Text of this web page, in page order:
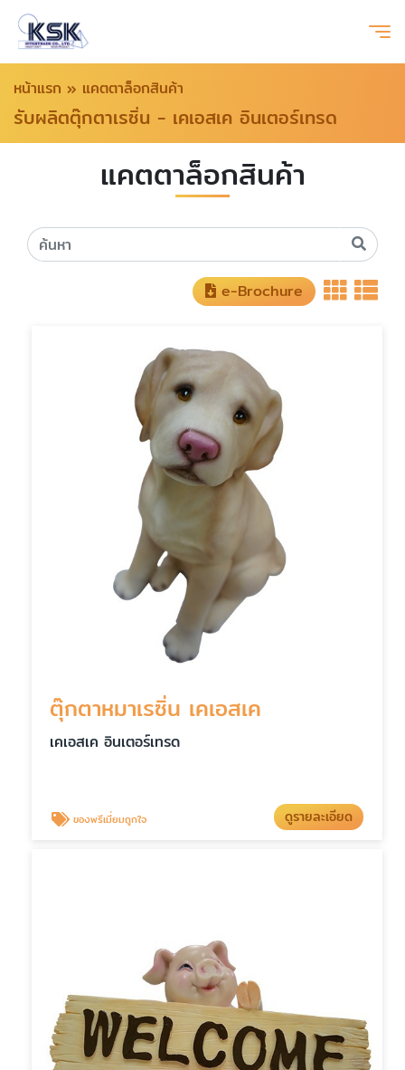
หน้าแรก » แคตตาล็อกสินค้า
รับผลิตตุ๊กตาเรซิ่น - เคเอสเค อินเตอร์เทรด
แคตตาล็อกสินค้า
e-Brochure
ตุ๊กตาหมาเรซิ่น เคเอสเค
เคเอสเค อินเตอร์เทรด
ของพรีเมี่ยมถูกใจ ดูรายละเอียด